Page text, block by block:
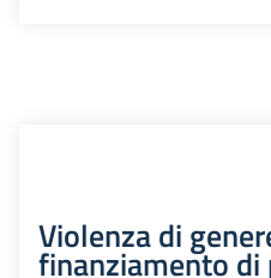
Violenza di
finanziamento